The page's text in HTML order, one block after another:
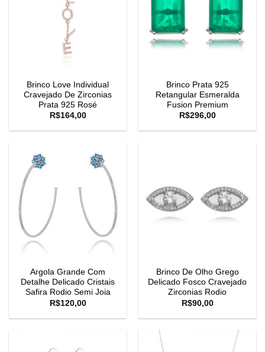
Brinco Love Individual
Cravejado De Zirconias
Prata 925 Rosé
R$164,00
Brinco Prata 925
Retangular Esmeralda
Fusion Premium
R$296,00
Argola Grande Com
Detalhe Delicado Cristais
Safira Rodio Semi Joia
R$120,00
Brinco De Olho Grego
Delicado Fosco Cravejado
Zirconias Rodio
R$90,00